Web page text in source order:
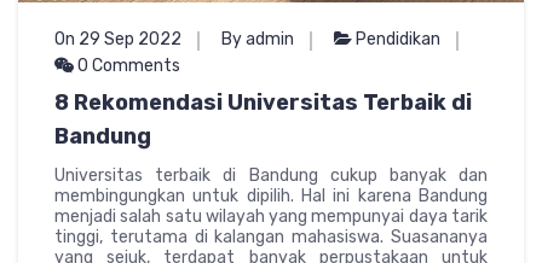
On 29 Sep 2022 By admin
Pendidikan
0 Comments
8 Rekomendasi Universitas Terbaik di
Bandung
Universitas terbaik di Bandung cukup banyak dan
membingungkan untuk dipilih. Hal ini karena Bandung
menjadi salah satu wilayah yang mempunyai daya tarik
tinggi, terutama di kalangan mahasiswa. Suasananya
yang sejuk, terdapat banyak perpustakaan untuk